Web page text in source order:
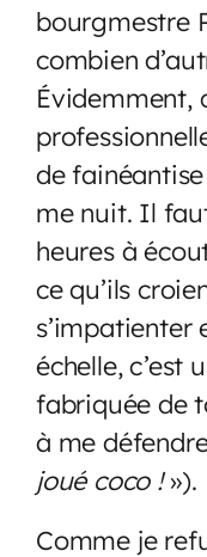
bourgmestre
combien
Évidemment,
de
me nuit. Il
heures à
ce qu’ils
s’impatienter
échelle, c’est
fabriquée de
à me
joué coco !»).
Comme je